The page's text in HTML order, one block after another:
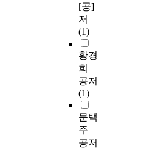
[공]
저
(1)
황경
희
공저
(1)
문택
주
공저